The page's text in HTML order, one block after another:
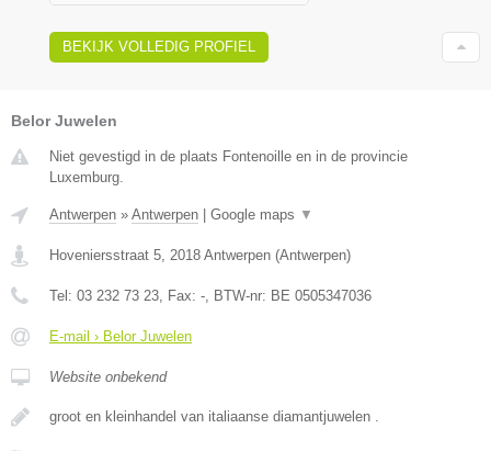
BEKIJK VOLLEDIG PROFIEL
Belor Juwelen
Niet gevestigd in de plaats Fontenoille en in de provincie
Luxemburg.
Antwerpen » Antwerpen | Google maps ▼
Hoveniersstraat 5 2018 Antwerpen (Antwerpen)
Tel: 03 232 73 23 , Fax: - , BTW-nr: BE 0505347036
E-mail › Belor Juwelen
Website onbekend
groot en kleinhandel van italiaanse diamantjuwelen .